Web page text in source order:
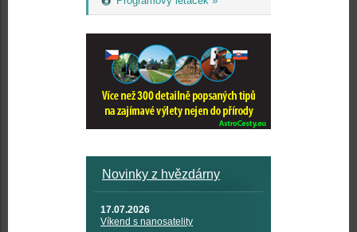
Novinky z hvězdárny
17.07.2026
Víkend s nanosatelity